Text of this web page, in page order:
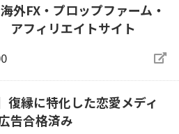
外FX・プロップファーム・
フィリエイトサイト
復縁に特化した恋愛メディ
告合格済み